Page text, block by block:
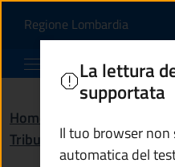
Quali sono
Regione Lombardia(apre in
Comune di
Home
Tributi, finanze e
La lettura
supportata
Il tuo browser
automatica del